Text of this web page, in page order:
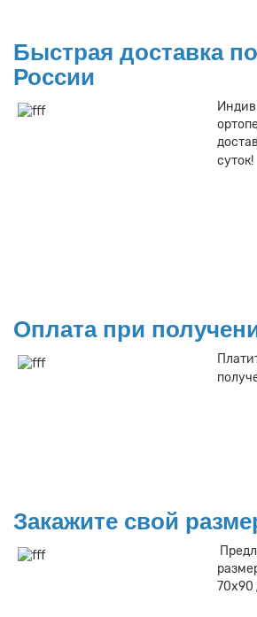
Быстрая доставка
России
суток!
Оплата при
Закажите свой
70х90